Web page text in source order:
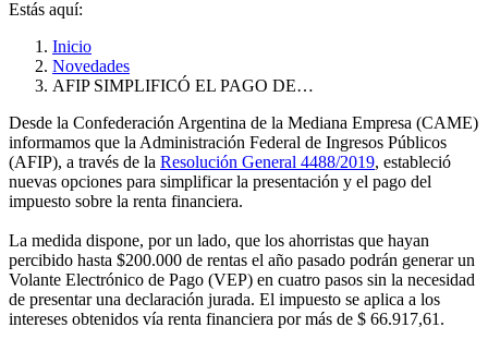
Estás aquí:
Inicio
Novedades
AFIP SIMPLIFICÓ EL PAGO DE…
Desde la Confederación Argentina de la Mediana Empresa (CAME)
informamos que la Administración Federal de Ingresos Públicos
(AFIP), a través de la Resolución General 4488/2019, estableció
nuevas opciones para simplificar la presentación y el pago del
impuesto sobre la renta financiera.
La medida dispone, por un lado, que los ahorristas que hayan
percibido hasta $200.000 de rentas el año pasado podrán generar un
Volante Electrónico de Pago (VEP) en cuatro pasos sin la necesidad
de presentar una declaración jurada. El impuesto se aplica a los
intereses obtenidos vía renta financiera por más de $ 66.917,61.